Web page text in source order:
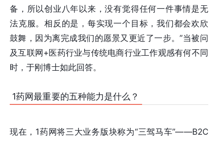
备，所以创业八年以来，没有觉得任何一件事情是无
法克服。相反的是，每实现一个目标，我们都会欢欣
鼓舞，因为离完成我们的愿景又更近了一步。”当被问
及互联网+医药行业与传统电商行业工作观感有何不同
时，于刚博士如此回答。
1药网最重要的五种能力是什么？
现在，1药网将三大业务版块称为“三驾马车”——B2C